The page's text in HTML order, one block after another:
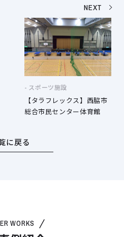
NEXT
スポーツ施設
【タラフレックス】西脇市
総合市民センター体育館
に戻る
WORKS